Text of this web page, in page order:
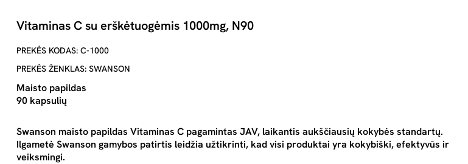
Vitaminas C su erškėtuogėmis 1000mg, N90
PREKĖS KODAS: C-1000
PREKĖS ŽENKLAS: SWANSON
Maisto papildas
90 kapsulių
Swanson maisto papildas Vitaminas C pagamintas JAV, laikantis aukščiausių kokybės standartų.
Ilgametė Swanson gamybos patirtis leidžia užtikrinti, kad visi produktai yra kokybiški, efektyvūs ir
veiksmingi.